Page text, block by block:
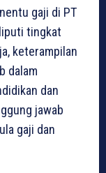
gaji di PT
tingkat
keterampilan
dalam
dan
jawab
gaji dan